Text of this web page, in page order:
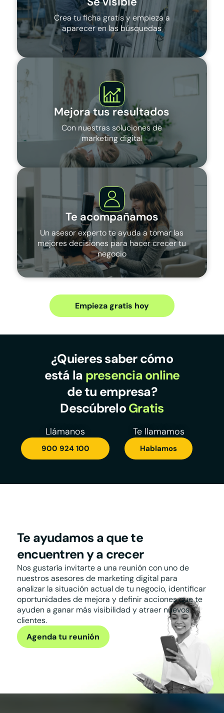
Crea tu ficha gratis y empieza a
aparecer en las búsquedas
Mejora tus resultados
Con nuestras soluciones de
marketing digital
Te acompañamos
Un asesor experto te ayuda a tomar las
mejores decisiones para hacer crecer tu
negocio
Empieza gratis hoy
¿Quieres saber cómo
está la presencia online
de tu empresa?
DescúbreloGratis
Llámanos
900 924 100
Te llamamos
Hablamos
Te ayudamos a que te
encuentren y a crecer
Nos gustaría invitarte a una reunión con uno de
nuestros asesores de marketing digital para
analizar la situación actual de tu negocio, identificar
oportunidades de mejora y definir acciones que te
ayuden a ganar más visibilidad y atraer nuevos
clientes.
Agenda tu reunión